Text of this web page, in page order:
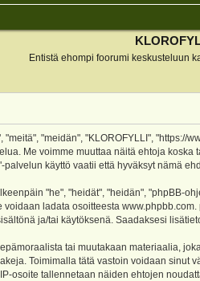
Entistä ehompi foorumi keskusteluun
"meidän", "KLOROFYLLI",
Me voimme muuttaa näitä ehtoja
käyttö vaatii että hyväksyt nämä
"he", "heidät", "heidän", "phpBB-
voidaan ladata osoitteesta www.phpbb.com.
ja/tai käytöksenä. Saadaksesi
tai muutakaan materiaalia,
Toimimalla tätä vastoin voidaan sinut
osoite tallennetaan näiden ehtojen